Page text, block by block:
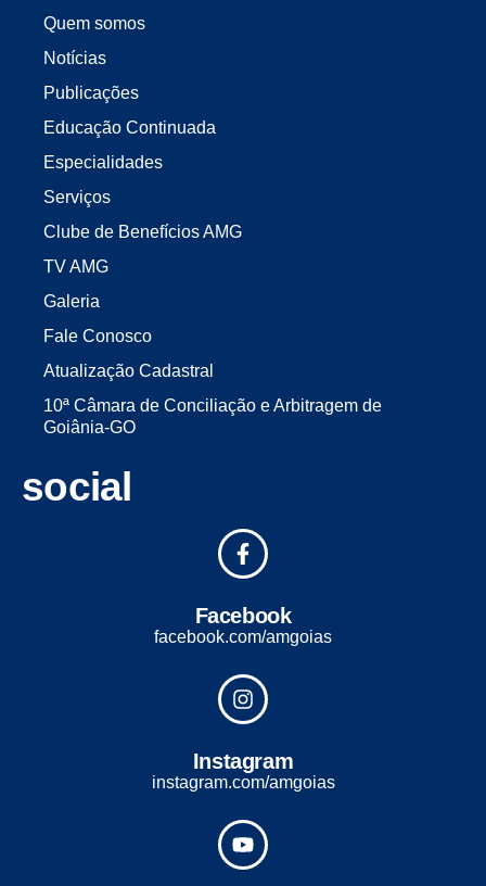
Quem somos
Notícias
Publicações
Educação Continuada
Especialidades
Serviços
Clube de Benefícios AMG
TV AMG
Galeria
Fale Conosco
Atualização Cadastral
10ª Câmara de Conciliação e Arbitragem de
Goiânia-GO
social
Facebook
facebook.com/amgoias
Instagram
instagram.com/amgoias